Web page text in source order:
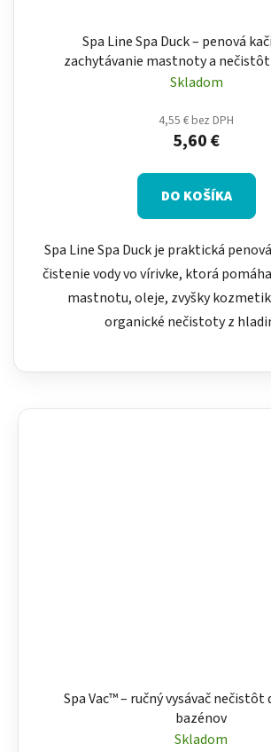
Spa Line Spa Duck – penová
zachytávanie mastnoty a
Skladom
4,55 € bez DPH
5,60 €
DO KOŠÍKA
Spa Line Spa Duck je praktická
čistenie vody vo vírivke, ktorá
mastnotu, oleje, zvyšky
organické nečistoty z
Spa Vac™ – ručný vysávač nečistôt
bazénov
Skladom